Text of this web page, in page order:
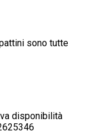
sono tutte
disponibilità